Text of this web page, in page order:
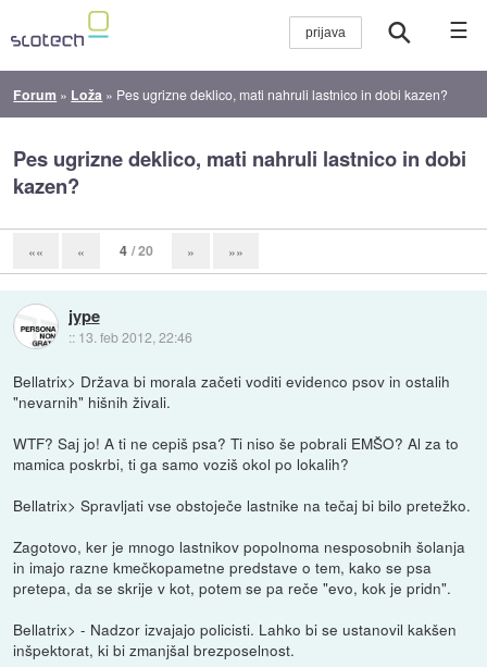
☰
Forum » Loža » Pes ugrizne deklico, mati nahruli lastnico in dobi kazen?
Pes ugrizne deklico, mati nahruli lastnico in dobi
kazen?
«« « 4 / 20 » »»
jype
:: 13. feb 2012, 22:46
Bellatrix> Država bi morala začeti voditi evidenco psov in ostalih
"nevarnih" hišnih živali.
WTF? Saj jo! A ti ne cepiš psa? Ti niso še pobrali EMŠO? Al za to
mamica poskrbi, ti ga samo voziš okol po lokalih?
Bellatrix> Spravljati vse obstoječe lastnike na tečaj bi bilo pretežko.
Zagotovo, ker je mnogo lastnikov popolnoma nesposobnih šolanja
in imajo razne kmečkopametne predstave o tem, kako se psa
pretepa, da se skrije v kot, potem se pa reče "evo, kok je pridn".
Bellatrix> - Nadzor izvajajo policisti. Lahko bi se ustanovil kakšen
inšpektorat, ki bi zmanjšal brezposelnost.